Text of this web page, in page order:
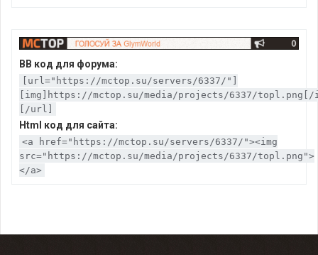
BB код для форума:
[url="https://mctop.su/servers/6337/"]
[img]https://mctop.su/media/projects/6337/topl.png[/
[/url]
Html код для сайта:
<a href="https://mctop.su/servers/6337/"><img
src="https://mctop.su/media/projects/6337/topl.png">
</a>